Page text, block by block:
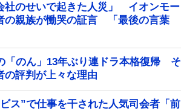
社のせいで起きた人災」 イオンモー
の親族が慟哭の証言 「最後の言葉
「のん」13年ぶり連ドラ本格復帰 そ
の評判が上々な理由
ス”で仕事を干された人気司会者「前